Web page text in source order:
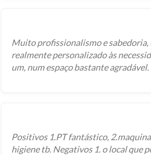
Muito profissionalismo e
realmente personalizado às
um, num espaço bastante agradável.
Positivos 1.PT fantástico,
higiene tb. Negativos 1. o local que